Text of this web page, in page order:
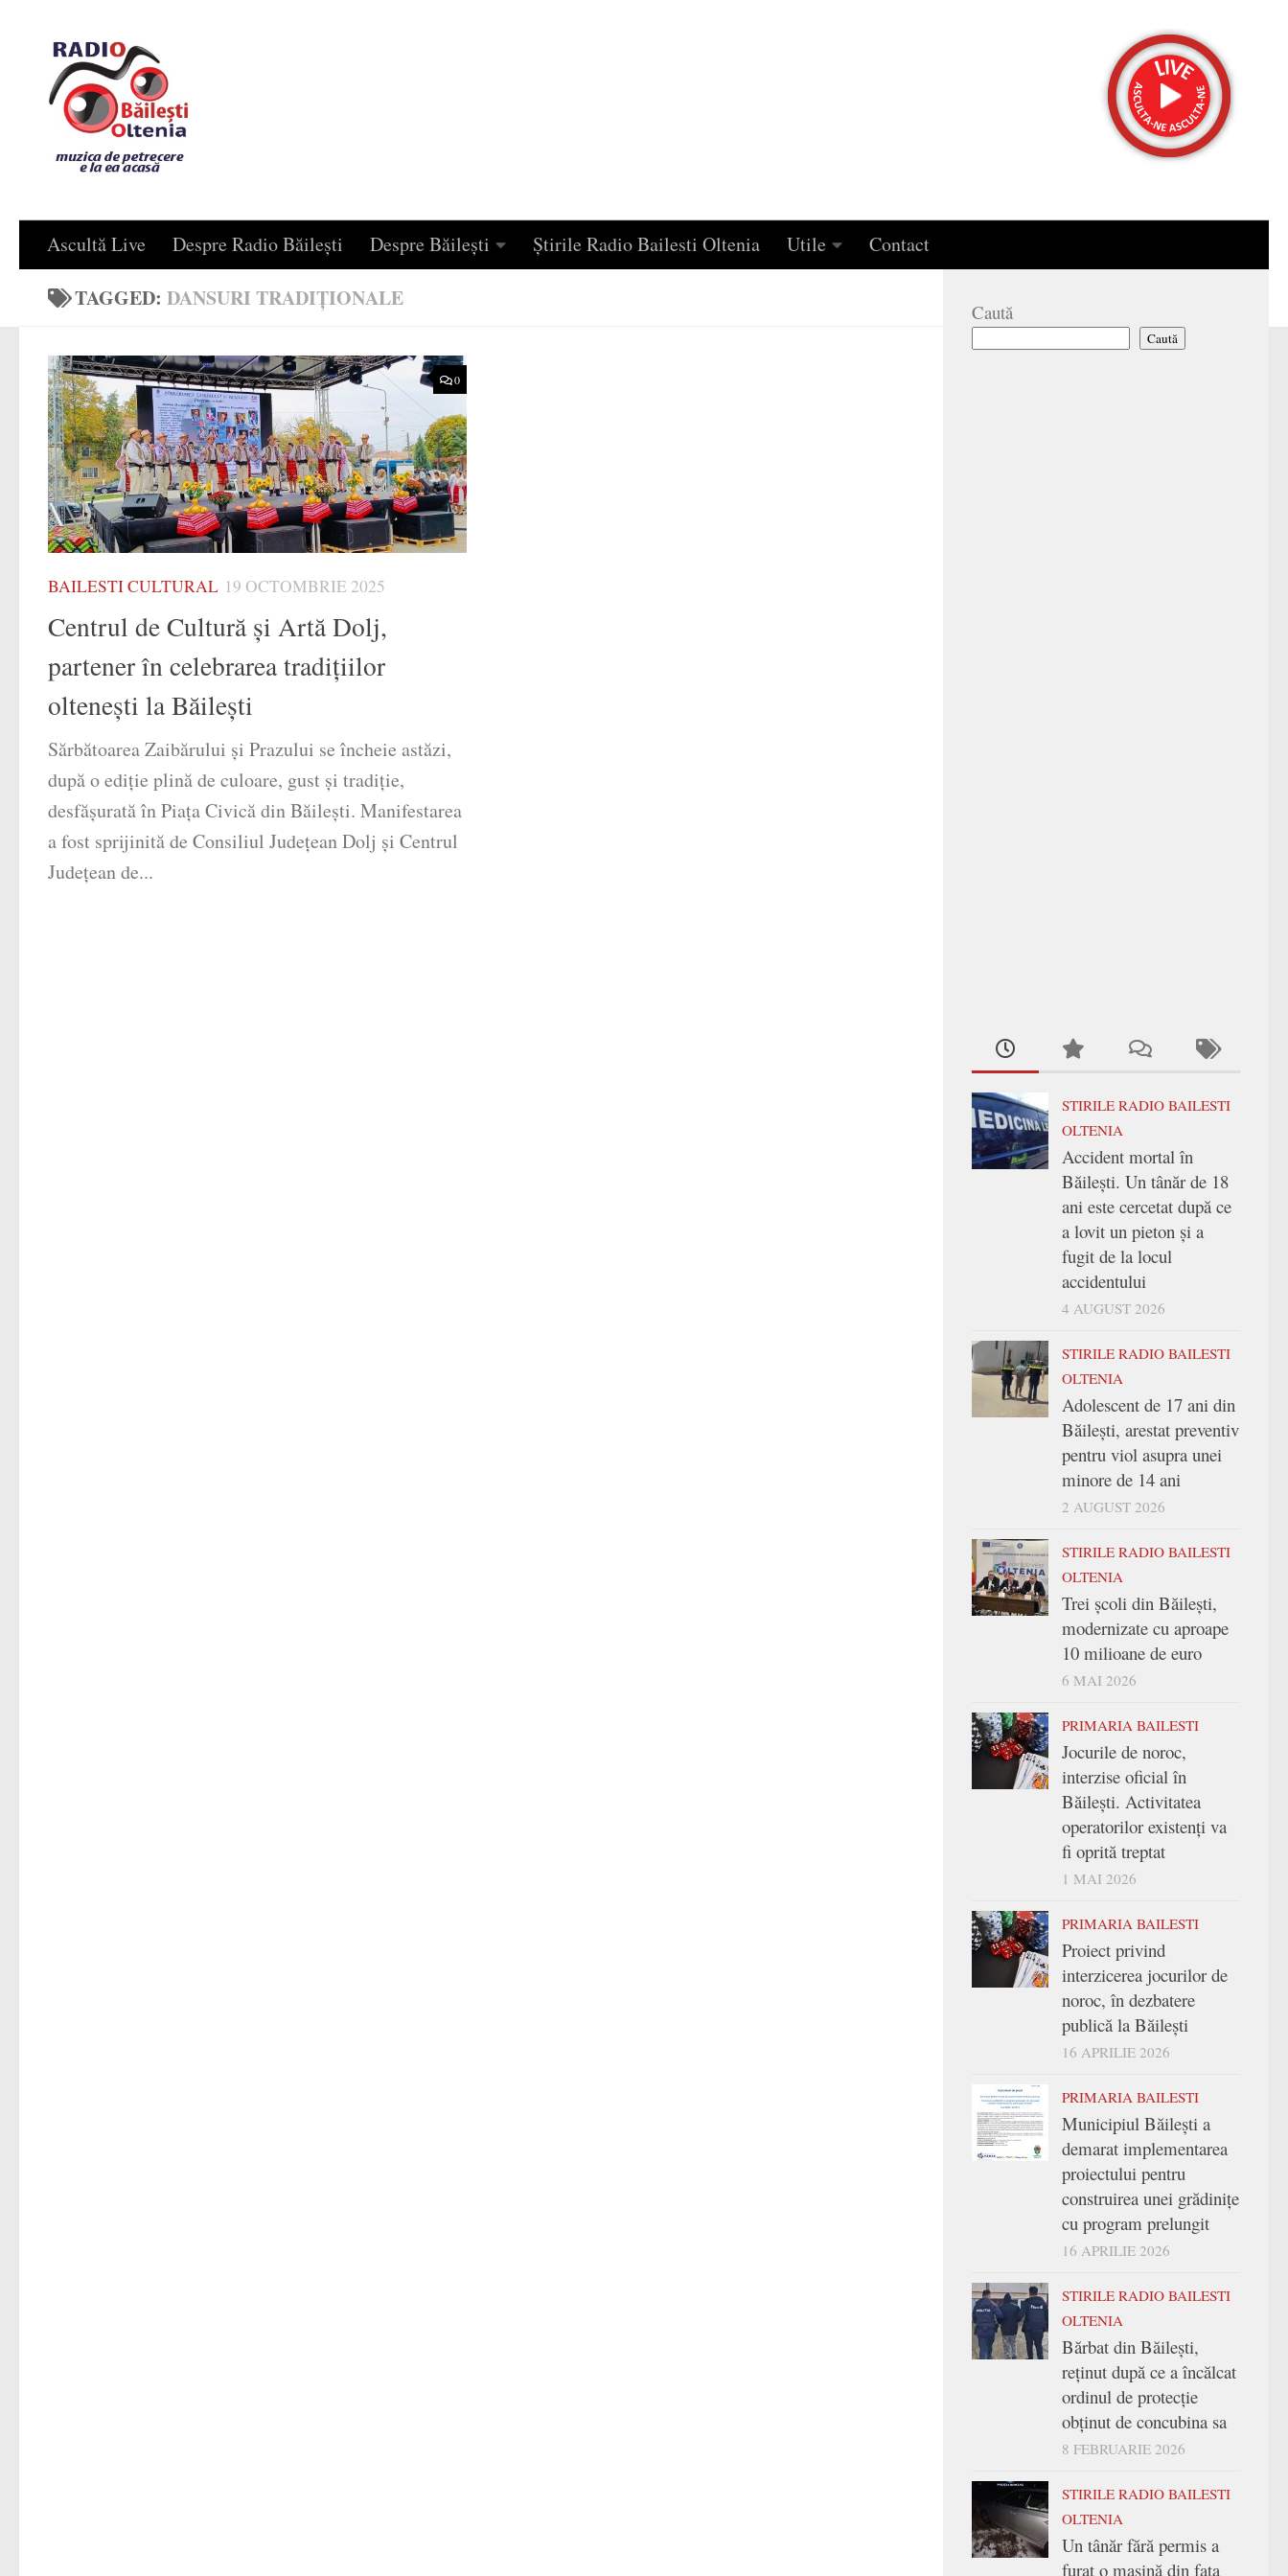
Ascultă Live Despre Radio Băilești Despre Băilești Știrile Radio Bailesti Oltenia Utile Contact
TAGGED: DANSURI TRADIȚIONALE
0
BAILESTI CULTURAL 19 OCTOMBRIE 2025
Centrul de Cultură și Artă Dolj,
partener în celebrarea tradițiilor
oltenești la Băilești
Sărbătoarea Zaibărului și Prazului se încheie astăzi,
după o ediție plină de culoare, gust și tradiție,
desfășurată în Piața Civică din Băilești. Manifestarea
a fost sprijinită de Consiliul Județean Dolj și Centrul
Județean de...
Caută
Caută
STIRILE RADIO BAILESTI
OLTENIA
Accident mortal în
Băilești. Un tânăr de 18
ani este cercetat după ce
a lovit un pieton și a
fugit de la locul
accidentului
4 AUGUST 2026
STIRILE RADIO BAILESTI
OLTENIA
Adolescent de 17 ani din
Băilești, arestat preventiv
pentru viol asupra unei
minore de 14 ani
2 AUGUST 2026
STIRILE RADIO BAILESTI
OLTENIA
Trei şcoli din Băileşti,
modernizate cu aproape
10 milioane de euro
6 MAI 2026
PRIMARIA BAILESTI
Jocurile de noroc,
interzise oficial în
Băilești. Activitatea
operatorilor existenți va
fi oprită treptat
1 MAI 2026
PRIMARIA BAILESTI
Proiect privind
interzicerea jocurilor de
noroc, în dezbatere
publică la Băilești
16 APRILIE 2026
PRIMARIA BAILESTI
Municipiul Băilești a
demarat implementarea
proiectului pentru
construirea unei grădinițe
cu program prelungit
16 APRILIE 2026
STIRILE RADIO BAILESTI
OLTENIA
Bărbat din Băilești,
reținut după ce a încălcat
ordinul de protecție
obținut de concubina sa
8 FEBRUARIE 2026
STIRILE RADIO BAILESTI
OLTENIA
Un tânăr fără permis a
furat o mașină din fața